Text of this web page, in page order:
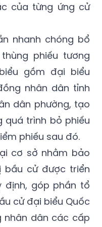
của từng ứng cử
nhanh chóng bổ
phiếu tương
gồm đại biểu
nhân dân tỉnh
dân phường, tạo
quá trình bỏ phiếu
phiếu sau đó.
cơ sở nhằm bảo
cử được triển
định, góp phần tổ
cử đại biểu Quốc
nhân dân các cấp